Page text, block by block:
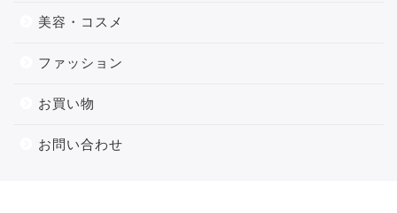
美容・コスメ
ファッション
お買い物
お問い合わせ